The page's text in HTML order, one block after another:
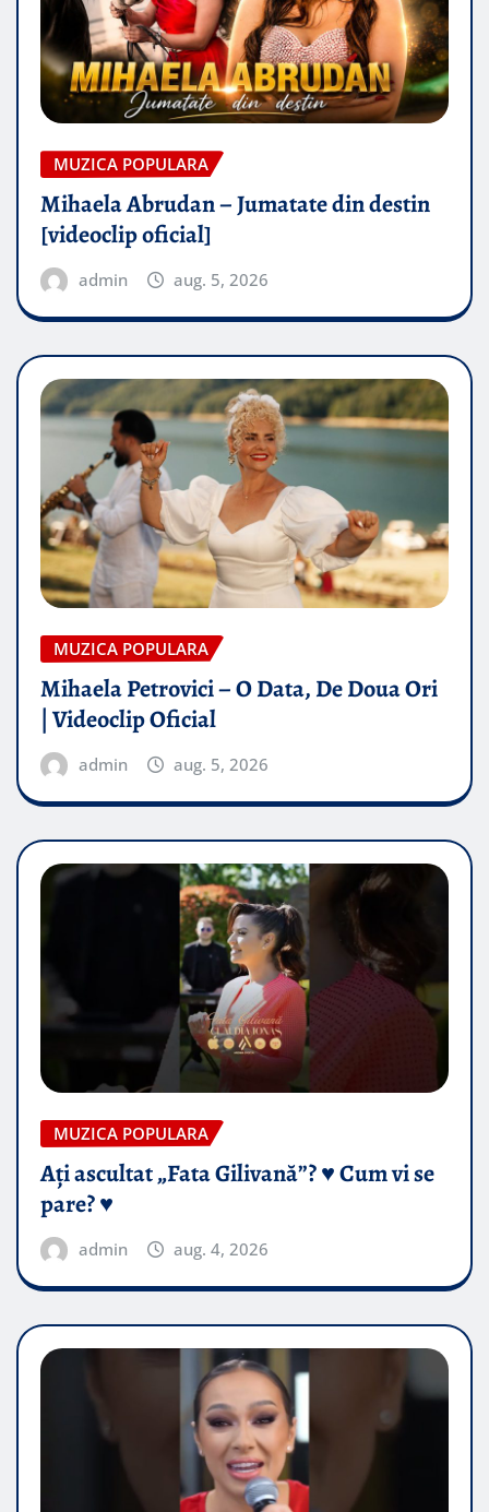
MUZICA POPULARA
Mihaela Abrudan – Jumatate din destin
[videoclip oficial]
admin aug. 5, 2026
MUZICA POPULARA
Mihaela Petrovici – O Data, De Doua Ori
| Videoclip Oficial
admin aug. 5, 2026
MUZICA POPULARA
Ați ascultat „Fata Gilivană”? ♥️ Cum vi se
pare? ♥️
admin aug. 4, 2026